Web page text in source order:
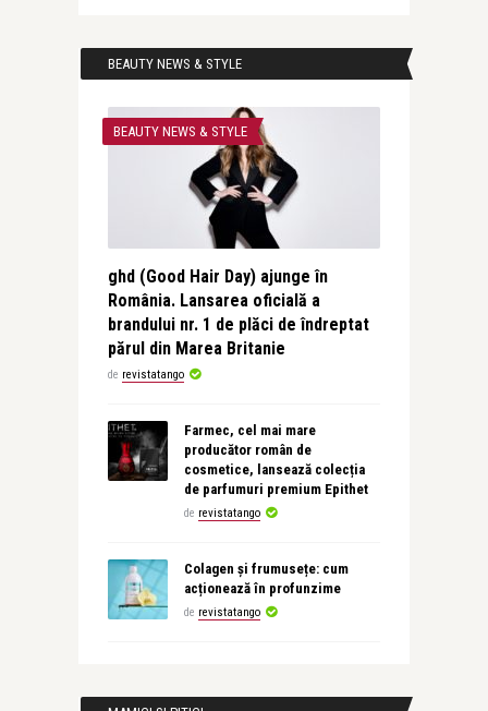
BEAUTY NEWS & STYLE
BEAUTY NEWS & STYLE
ghd (Good Hair Day) ajunge în
România. Lansarea oficială a
brandului nr. 1 de plăci de îndreptat
părul din Marea Britanie
de revistatango
Farmec, cel mai mare
producător român de
cosmetice, lansează colecția
de parfumuri premium Epithet
de revistatango
Colagen și frumusețe: cum
acționează în profunzime
de revistatango